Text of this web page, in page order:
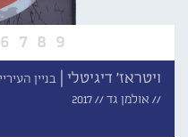
6 7 8 9
ויטראז' דיגיטלי |
// אולמן גד //2017